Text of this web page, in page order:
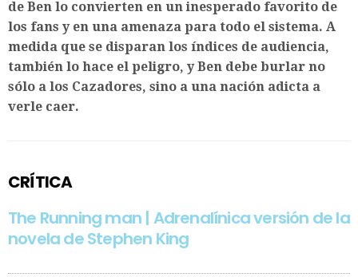
de Ben lo convierten en un inesperado favorito de
los fans y en una amenaza para todo el sistema. A
medida que se disparan los índices de audiencia,
también lo hace el peligro, y Ben debe burlar no
sólo a los Cazadores, sino a una nación adicta a
verle caer.
CRÍTICA
The Running man | Adrenalínica versión de la
novela de Stephen King